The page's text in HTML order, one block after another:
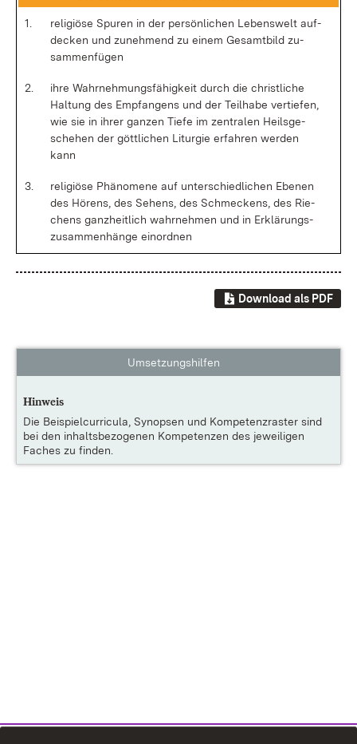
1.
re­li­giö­se Spu­ren in der per­sön­li­chen Le­bens­welt auf­
de­cken und zu­neh­mend zu ei­nem Ge­samt­bild zu­
sam­men­fü­gen
2.
ih­re Wahr­neh­mungs­fä­hig­keit durch die christ­li­che
Hal­tung des Emp­fan­gens und der Teil­ha­be ver­tie­fen,
wie sie in ih­rer gan­zen Tie­fe im zen­tra­len Heils­ge­
sche­hen der gött­li­chen Lit­ur­gie er­fah­ren wer­den
kann
3.
re­li­giö­se Phä­no­me­ne auf un­ter­schied­li­chen Ebe­nen
des Hö­rens, des Se­hens, des Schme­ckens, des Rie­
chens ganz­heit­lich wahr­neh­men und in Er­klä­rungs­
zu­sam­men­hän­ge ein­ord­nen
Download als PDF
Umsetzungshilfen
Hinweis
Die Beispielcurricula, Synopsen und Kompetenzraster sind
bei den inhaltsbezogenen Kompetenzen des jeweiligen
Faches zu finden.